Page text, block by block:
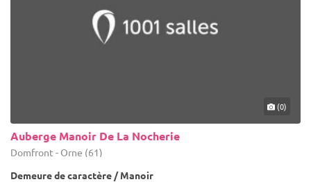
(0)
Auberge Manoir De La Nocherie
Domfront - Orne (61)
Demeure de caractère / Manoir